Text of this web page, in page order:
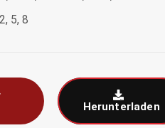
5, 8
Herunterladen